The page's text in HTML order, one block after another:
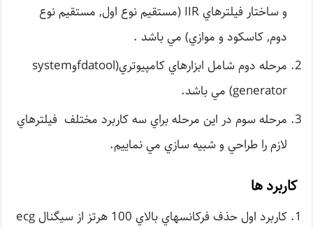
و ساختار فيلترهاي IIR (مستقيم نوع اول, مستقيم نوع
دوم, كاسكود و موازي) مي باشد .
مرحله دوم شامل ابزارهاي كامپيوتري(fdatoolوsystem
generator) مي باشد.
مرحله سوم در اين مرحله براي سه كاربرد مختلف فيلترهاي
لازم را طراحي و شبيه سازي مي نماييم.
کاربرد ها
كاربرد اول حذف فركانسهاي بالاي 100 هرتز از سيگنال ecg